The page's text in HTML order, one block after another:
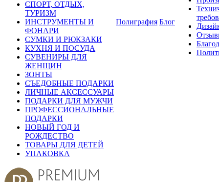
СПОРТ, ОТДЫХ,
ТУРИЗМ
ИНСТРУМЕНТЫ И
ФОНАРИ
СУМКИ И РЮКЗАКИ
КУХНЯ И ПОСУДА
СУВЕНИРЫ ДЛЯ
ЖЕНЩИН
ЗОНТЫ
СЪЕДОБНЫЕ ПОДАРКИ
ЛИЧНЫЕ АКСЕССУАРЫ
ПОДАРКИ ДЛЯ МУЖЧИ
ПРОФЕССИОНАЛЬНЫЕ
ПОДАРКИ
НОВЫЙ ГОД И
РОЖДЕСТВО
ТОВАРЫ ДЛЯ ДЕТЕЙ
УПАКОВКА
Полиграфия Блог